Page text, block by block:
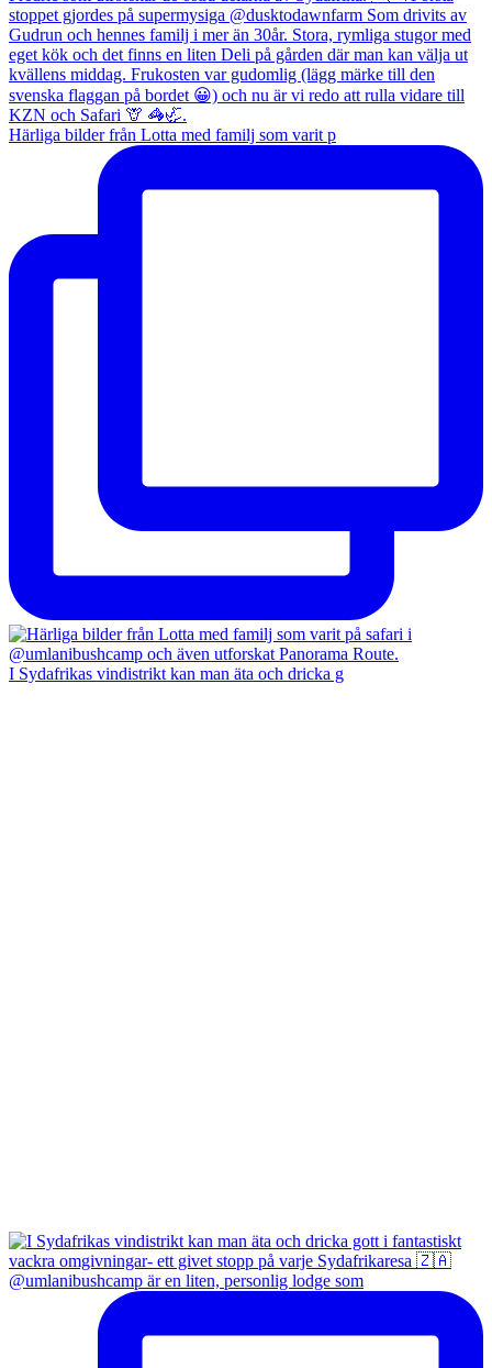
Härliga bilder från Lotta med familj som varit p
I Sydafrikas vindistrikt kan man äta och dricka g
@umlanibushcamp är en liten, personlig lodge som